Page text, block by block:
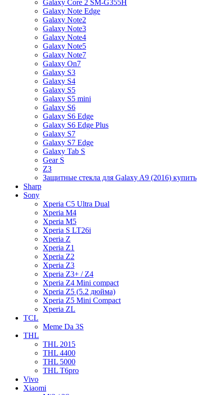
Galaxy Core 2 SM-G355H
Galaxy Note Edge
Galaxy Note2
Galaxy Note3
Galaxy Note4
Galaxy Note5
Galaxy Note7
Galaxy On7
Galaxy S3
Galaxy S4
Galaxy S5
Galaxy S5 mini
Galaxy S6
Galaxy S6 Edge
Galaxy S6 Edge Plus
Galaxy S7
Galaxy S7 Edge
Galaxy Tab S
Gear S
Z3
Защитные стекла для Galaxy A9 (2016) купить
Sharp
Sony
Xperia C5 Ultra Dual
Xperia M4
Xperia M5
Xperia S LT26i
Xperia Z
Xperia Z1
Xperia Z2
Xperia Z3
Xperia Z3+ / Z4
Xperia Z4 Mini compact
Xperia Z5 (5.2 дюйма)
Xperia Z5 Mini Compact
Xperia ZL
TCL
Meme Da 3S
THL
THL 2015
THL 4400
THL 5000
THL T6pro
Vivo
Xiaomi